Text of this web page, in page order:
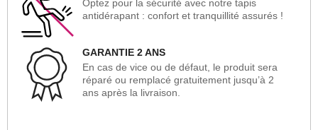
Optez pour la sécurité avec notre tapis
antidérapant : confort et tranquillité assurés !
GARANTIE 2 ANS
En cas de vice ou de défaut, le produit sera
réparé ou remplacé gratuitement jusqu’à 2
ans après la livraison.